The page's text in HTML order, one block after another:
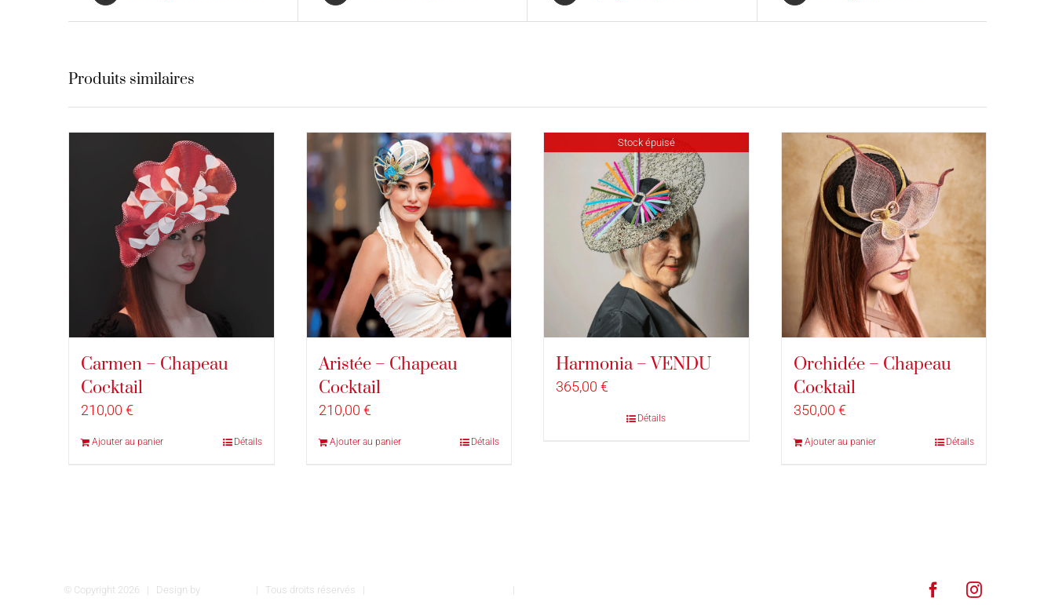
Produits similaires
Carmen – Chapeau
Cocktail
210,00 €
Ajouter au panier Détails
Aristée – Chapeau
Cocktail
210,00 €
Ajouter au panier Détails
Stock épuisé
Harmonia – VENDU
365,00 €
Détails
Orchidée – Chapeau
Cocktail
350,00 €
Ajouter au panier Détails
© Copyright 2026 | Design by | Tous droits réservés | | FacebookInstagram